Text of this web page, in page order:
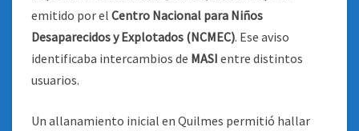
emitido por el Centro Nacional para Niños
Desaparecidos y Explotados (NCMEC). Ese aviso
identificaba intercambios de MASI entre distintos
usuarios.
Un allanamiento inicial en Quilmes permitió hallar